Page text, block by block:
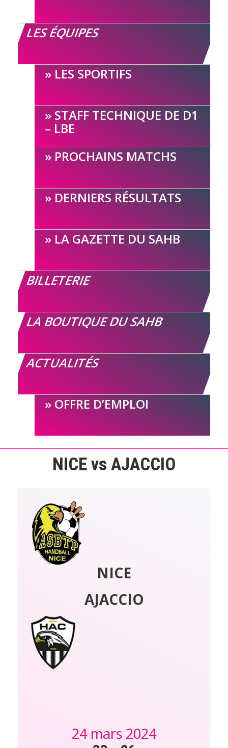
LES ÉQUIPES
LES SPORTIFS
STAFF TECHNIQUE DE D1
– LBE
PROCHAINS MATCHS
DERNIERS RÉSULTATS
LA GAZETTE DU SAHB
BILLETERIE
LA BOUTIQUE DU SAHB
ACTUALITÉS
OFFRE D’EMPLOI
NICE vs AJACCIO
NICE
AJACCIO
24 mars 2024